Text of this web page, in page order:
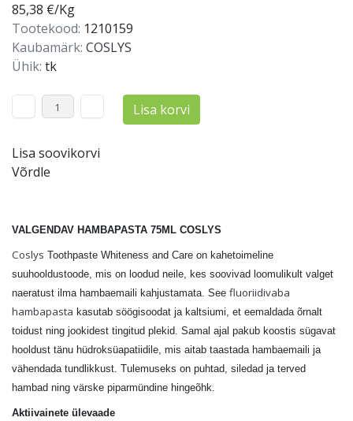
85,38 €/Kg
Tootekood: 1210159
Kaubamärk: COSLYS
Ühik: tk
Lisa korvi
Lisa soovikorvi
Võrdle
VALGENDAV HAMBAPASTA 75ML COSLYS
Coslys Toothpaste Whiteness and Care on kahetoimeline
suuhooldustoode, mis on loodud neile, kes soovivad loomulikult valget
naeratust ilma hambaemaili kahjustamata. See fluoriidivaba
hambapasta kasutab söögisoodat ja kaltsiumi, et eemaldada õrnalt
toidust ning jookidest tingitud plekid. Samal ajal pakub koostis sügavat
hooldust tänu hüdroksüapatiidile, mis aitab taastada hambaemaili ja
vähendada tundlikkust. Tulemuseks on puhtad, siledad ja terved
hambad ning värske piparmündine hingeõhk.
Aktiivainete ülevaade